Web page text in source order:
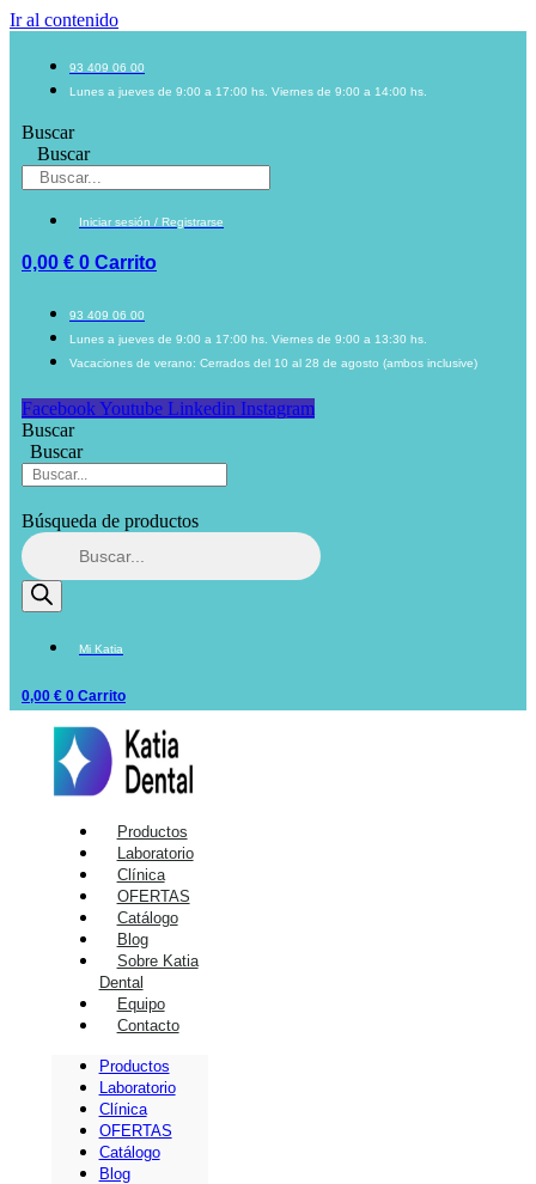
Ir al contenido
93 409 06 00
Lunes a jueves de 9:00 a 17:00 hs. Viernes de 9:00 a 14:00 hs.
Buscar
Buscar
Iniciar sesión / Registrarse
0,00 € 0 Carrito
93 409 06 00
Lunes a jueves de 9:00 a 17:00 hs. Viernes de 9:00 a 13:30 hs.
Vacaciones de verano: Cerrados del 10 al 28 de agosto (ambos inclusive)
Facebook Youtube Linkedin Instagram
Buscar
Buscar
Búsqueda de productos
Mi Katia
0,00 € 0 Carrito
Productos
Laboratorio
Clínica
OFERTAS
Catálogo
Blog
Sobre Katia
Dental
Equipo
Contacto
Productos
Laboratorio
Clínica
OFERTAS
Catálogo
Blog